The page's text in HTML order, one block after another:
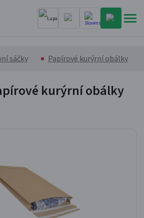
sáčky Papírové kurýrní obálky
kurýrní obálky